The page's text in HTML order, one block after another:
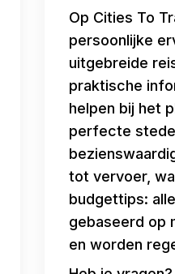
Op Cities To
persoonlijke
uitgebreide
praktische
helpen bij het
perfecte
tot vervoer,
budgettips:
gebaseerd op
en worden